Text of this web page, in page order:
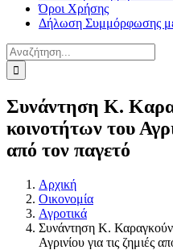
Όροι Χρήσης
Δήλωση Συμμόρφωσης
Αναζήτηση
για:
Συνάντηση Κ.
κοινοτήτων του
από τον παγετό
Αρχική
Οικονομία
Αγροτικά
Συνάντηση Κ.
Αγρινίου για τις ζημιές